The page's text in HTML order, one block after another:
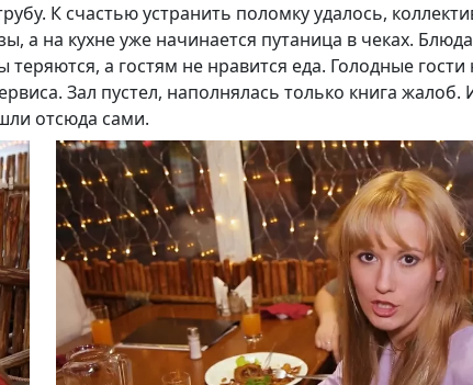
К счастью устранить поломку удалось,
а на кухне уже начинается путаница в чеках.
а гостям не нравится еда. Голодные гости
Зал пустел, наполнялась только книга жалоб.
отсюда сами.